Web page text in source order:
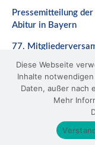
Pressemitteilung
Abitur in Bayern
77.
Stellungnahme zum
BaySchO
Diese Webseite
Inhalte
Daten, außer nach
Mehr